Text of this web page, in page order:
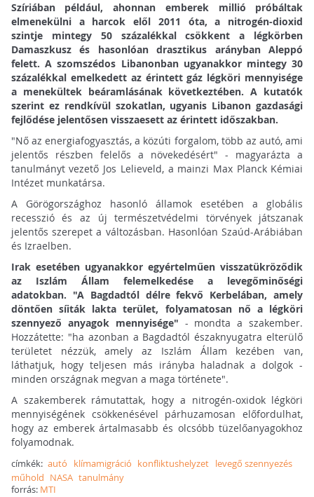
Szíriában például, ahonnan emberek millió próbáltak
elmenekülni a harcok elől 2011 óta, a nitrogén-dioxid
szintje mintegy 50 százalékkal csökkent a légkörben
Damaszkusz és hasonlóan drasztikus arányban Aleppó
felett. A szomszédos Libanonban ugyanakkor mintegy 30
százalékkal emelkedett az érintett gáz légköri mennyisége
a menekültek beáramlásának következtében. A kutatók
szerint ez rendkívül szokatlan, ugyanis Libanon gazdasági
fejlődése jelentősen visszaesett az érintett időszakban.
"Nő az energiafogyasztás, a közúti forgalom, több az autó, ami
jelentős részben felelős a növekedésért" - magyarázta a
tanulmányt vezető Jos Lelieveld, a mainzi Max Planck Kémiai
Intézet munkatársa.
A Görögországhoz hasonló államok esetében a globális
recesszió és az új természetvédelmi törvények játszanak
jelentős szerepet a változásban. Hasonlóan Szaúd-Arábiában
és Izraelben.
Irak esetében ugyanakkor egyértelműen visszatükröződik
az Iszlám Állam felemelkedése a levegőminőségi
adatokban. "A Bagdadtól délre fekvő Kerbelában, amely
döntően síiták lakta terület, folyamatosan nő a légköri
szennyező anyagok mennyisége" - mondta a szakember.
Hozzátette: "ha azonban a Bagdadtól északnyugatra elterülő
területet nézzük, amely az Iszlám Állam kezében van,
láthatjuk, hogy teljesen más irányba haladnak a dolgok -
minden országnak megvan a maga története".
A szakemberek rámutattak, hogy a nitrogén-oxidok légköri
mennyiségének csökkenésével párhuzamosan előfordulhat,
hogy az emberek ártalmasabb és olcsóbb tüzelőanyagokhoz
folyamodnak.
címkék: autó klímamigráció konfliktushelyzet levegő szennyezés
műhold NASA tanulmány
forrás: MTI